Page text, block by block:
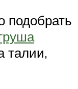
подобрать
талии,